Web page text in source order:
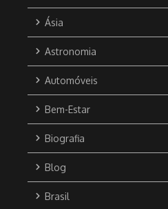
Ásia
Astronomia
Automóveis
Bem-Estar
Biografia
Blog
Brasil